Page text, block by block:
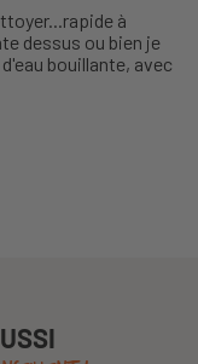
à
dessus ou bien je
bouillante, avec